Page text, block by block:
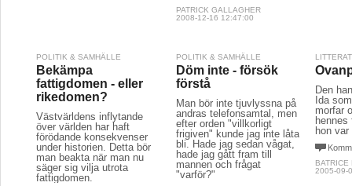
PATRICK GALLAGHER
2008-12-16 12:47:00
POLITIK & SAMHÄLLE
Bekämpa
fattigdomen - eller
rikedomen?
Västvärldens inflytande
över världen har haft
förödande konsekvenser
under historien. Detta bör
man beakta när man nu
säger sig vilja utrota
fattigdomen.
POLITIK & SAMHÄLLE
Döm inte - försök
förstå
Man bör inte tjuvlyssna på
andras telefonsamtal, men
efter orden "villkorligt
frigiven" kunde jag inte låta
bli. Hade jag sedan vågat,
hade jag gått fram till
mannen och frågat
"varför?"
Den
Ida
morfar
hennes
hon
BATRICE
2005-09-